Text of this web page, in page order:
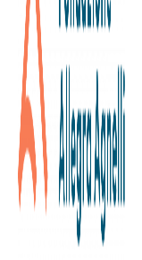
02/10/2020
Dicono di noi
Tumore al
illumina di
Ieri, 1 ottobre, la